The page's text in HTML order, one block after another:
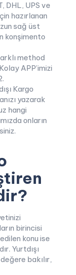
DHL, UPS ve
hazırlanan
sağ üst
konşimento
method
APP’imizi
Kargo
yazarak
hangi
onların
birincisi
konu ise
Yurtdışı
bakılır,